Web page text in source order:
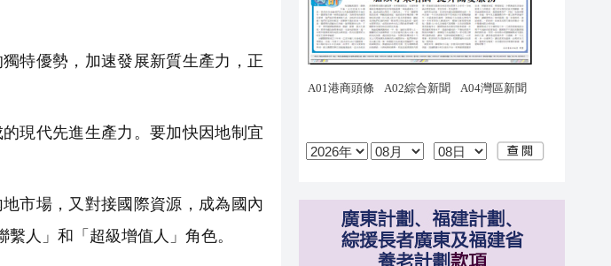
特優勢，加速發展新質生產力，正
現代先進生產力。要加快因地制宜
市場，又對接國際資源，成為國內
人」和「超級增值人」角色。